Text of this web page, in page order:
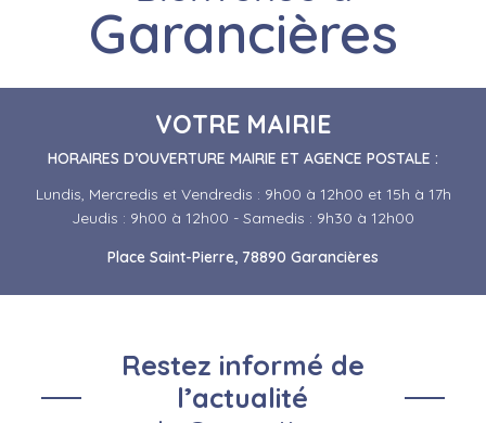
Garancières
VOTRE MAIRIE
HORAIRES D’OUVERTURE MAIRIE ET AGENCE POSTALE :
Lundis, Mercredis et Vendredis : 9h00 à 12h00 et 15h à 17h
Jeudis : 9h00 à 12h00 - Samedis : 9h30 à 12h00
Place Saint-Pierre, 78890 Garancières
Restez informé de
l’actualité